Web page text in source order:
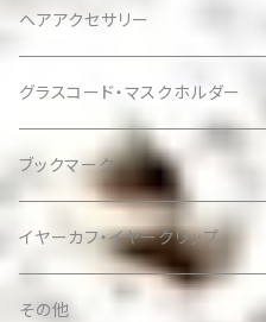
ヘアアクセサリー
グラスコード・マスクホルダー
ブックマーク
イヤーカフ・イヤークリップ
その他